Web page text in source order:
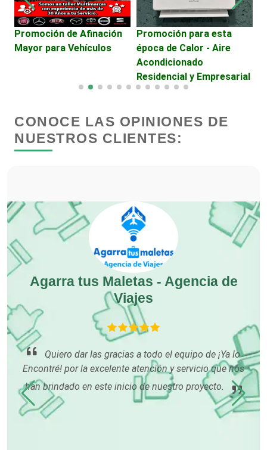
Cibercafés
Clínicas de Belleza
Clínicas de Rehabilitación
Clínicas y Hospitales
Cocinas Integrales
Combustibles y Lubricantes
Compresores de aire
Computadoras
Conferencias Empresariales
Construcciones en General
Promoción de Afinación
Mayor para Vehículos
Promoción para esta
época de Calor - Aire
Acondicionado
Residencial y Empresarial
CONOCE LAS OPINIONES DE
NUESTROS CLIENTES:
Agarra tus Maletas - Agencia de
Viajes
Quiero dar las gracias a todo el equipo de ¡Ya lo
Encontré! por la excelente atención y servicio que nos
han brindado en este inicio de nuestro proyecto.